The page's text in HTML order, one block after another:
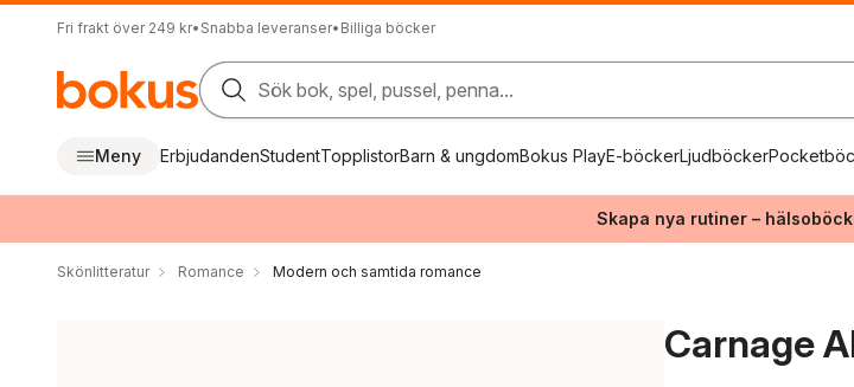
Fri frakt över 249 kr• Snabba leveranser• Billiga böcker
Sök bok, spel, pussel, penna...
Meny ErbjudandenStudentTopplistorBarn & ungdomBokus PlayE-böckerLjudböcker
Skapa nya rutiner –
Skönlitteratur Romance Modern och samtida romance
Carnage